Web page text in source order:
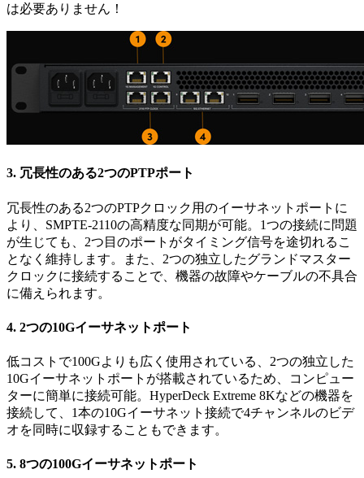
は必要ありません！
3. 冗長性のある2つのPTPポート
冗長性のある2つのPTPクロック用のイーサネットポートに
より、SMPTE-2110の高精度な同期が可能。1つの接続に問題
が生じても、2つ目のポートがタイミング信号を途切れるこ
となく維持します。また、2つの独立したグランドマスター
クロックに接続することで、機器の故障やケーブルの不具合
に備えられます。
4. 2つの10Gイーサネットポート
低コストで100Gよりも広く使用されている、2つの独立した
10Gイーサネットポートが搭載されているため、コンピュー
ターに簡単に接続可能。HyperDeck Extreme 8Kなどの機器を
接続して、1本の10Gイーサネット接続で4チャンネルのビデ
オを同時に収録することもでき ます。
5. 8つの100Gイーサネットポート